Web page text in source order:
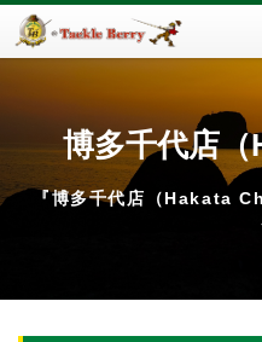
博多千代店
『博多千代店（Hakata